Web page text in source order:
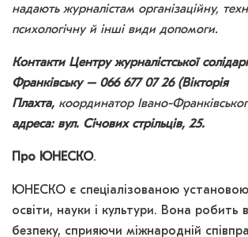
надають журналістам організаційну,
психологічну й інші види допомоги.
Контакти Центру журналістської
Франківську – 066 677 07 26 (Вікторія
Плахта, координатор Івано-
адреса: вул. Січових стрільців, 25.
Про ЮНЕСКО.
ЮНЕСКО є спеціалізованою
освіти, науки і культури. Вона робить
безпеку, сприяючи міжнародній